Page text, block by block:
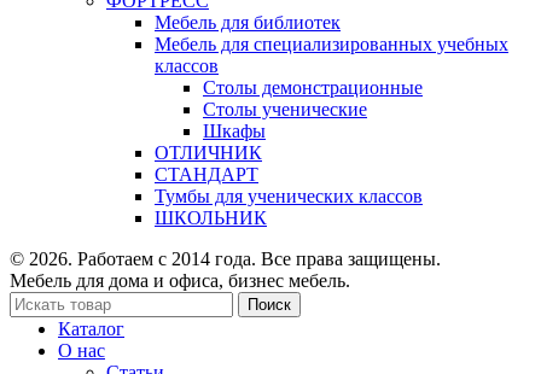
Мебель для библиотек
Мебель для специализированных учебных
классов
Столы демонстрационные
Столы ученические
Шкафы
ОТЛИЧНИК
СТАНДАРТ
Тумбы для ученических классов
ШКОЛЬНИК
© 2026. Работаем с 2014 года. Все права защищены.
Мебель для дома и офиса, бизнес мебель.
Поиск
Каталог
О нас